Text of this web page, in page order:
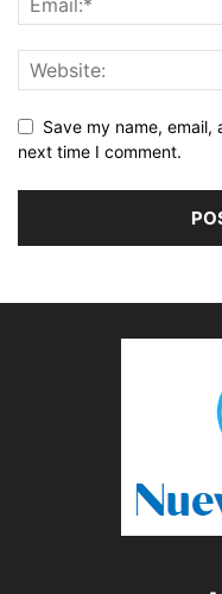
Save my name,
next time I comment.